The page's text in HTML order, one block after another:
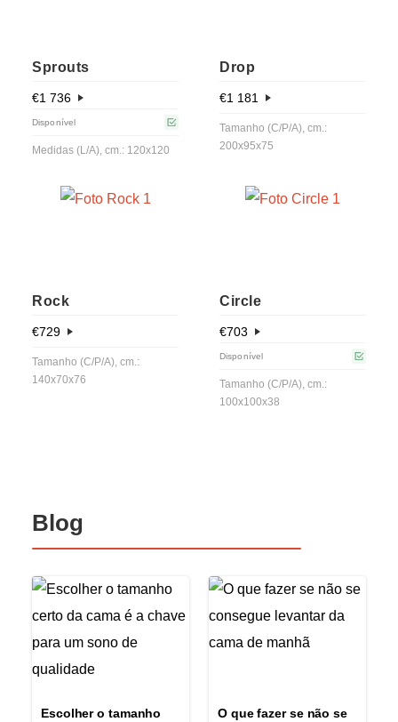
Sprouts
€1 736
Disponível
Medidas (L/A), cm.: 120x120
Drop
€1 181
Tamanho (C/P/A), cm.:
200x95x75
Rock
€729
Tamanho (C/P/A), cm.:
140x70x76
Circle
€703
Disponível
Tamanho (C/P/A), cm.:
100x100x38
Blog
Escolher o tamanho
O que fazer se não se